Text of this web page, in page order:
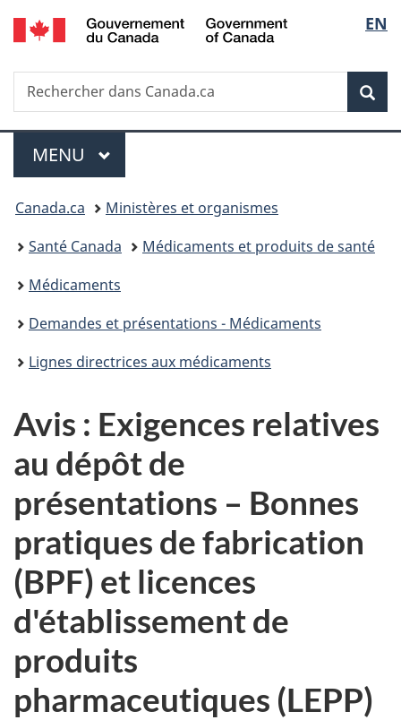
Passer
au
principal
Passer
à
Au
du
Passer
à
version
simplifiée
de
la
EN
Recherche
Rechercher
dans
Menu
MENU PRINCIPAL
Vous
êtes
ici :
Canada.ca
Ministères et organismes
Santé Canada
Médicaments et produits de santé
Médicaments
Demandes et présentations - Médicaments
Lignes directrices aux médicaments
Avis : Exigences relatives
au dépôt de
présentations – Bonnes
pratiques de fabrication
(BPF) et licences
d'établissement de
produits
pharmaceutiques (LEPP)